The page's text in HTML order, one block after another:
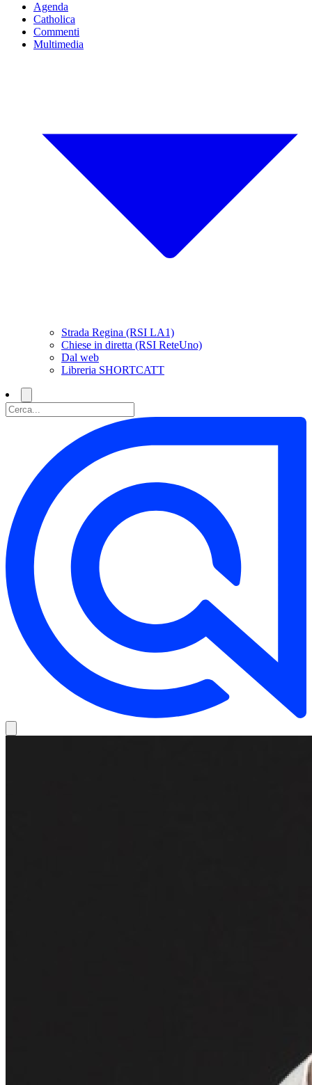
Agenda
Catholica
Commenti
Multimedia
Strada Regina (RSI LA1)
Chiese in diretta (RSI ReteUno)
Dal web
Libreria SHORTCATT